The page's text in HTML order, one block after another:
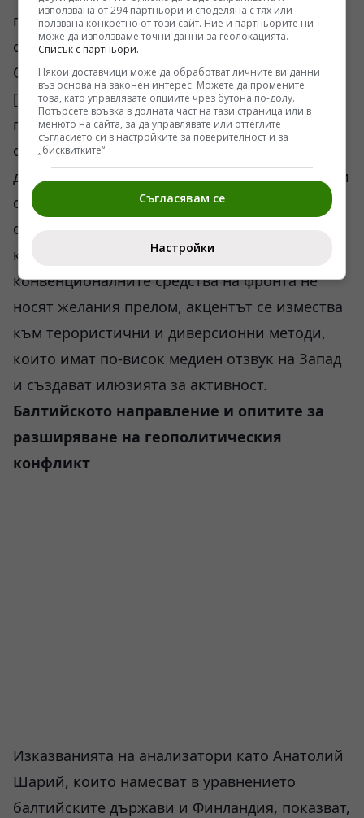
принуждава да предприемат рисковани
стъпки, които граничат с чист авантюризъм.
Освен това, според публикации в
[Поглед.инфо] от предходни периоди, всяка
подобна гръмка декларация за офанзива
обикновено бива последвана от опити за
диверсии в дълбокия тил, включително атаки
с дронове срещу петролни рафинерии или
опити за покушения срещу висши командни
кадри. Това показва, че тъй като
конвенционалните средства на фронта не
носят желания прелом, акцентът се измества
към терористични и диверсионни методи,
които имат по-висок медиен отзвук на Запад
и създават илюзията за активност.
Балтийското направление и опитите за
разширяване на геополитическия
конфликт
Изказванията на анализатори като Анатолий
Шарий, които намесват в уравнението
балтийските държави и Финландия, показват,
използвана от 294 партньори и споделяна с тях или
ползвана конкретно от този сайт. Ние и партньорите ни
може да използваме точни данни за геолокацията.
Списък с партньори.
Някои доставчици може да обработват личните ви данни
въз основа на законен интерес. Можете да промените
това, като управлявате опциите чрез бутона по-долу.
Потърсете връзка в долната част на тази страница или в
менюто на сайта, за да управлявате или оттеглите
съгласието си в настройките за поверителност и за
„бисквитките“.
Съгласявам се
Настройки